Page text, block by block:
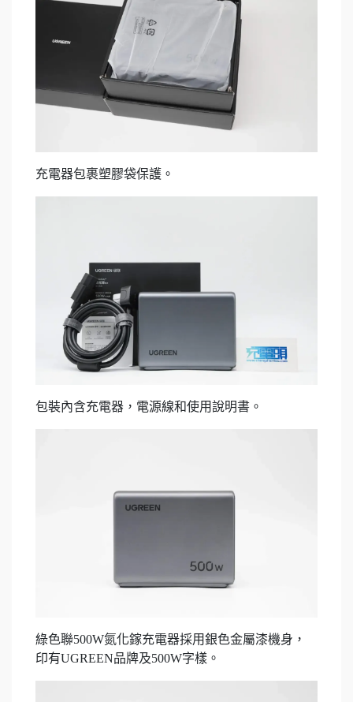
充電器包裹塑膠袋保護。
包裝內含充電器，電源線和使用說明書。
綠色聯500W氮化鎵充電器採用銀色金屬漆機身，
印有UGREEN品牌及500W字樣。